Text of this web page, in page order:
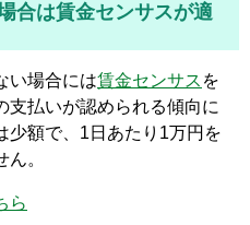
合は賃金センサスが適
い場合には賃金センサス を
支払いが認められる傾向に
少額で、1日あたり1万円を
。
ら